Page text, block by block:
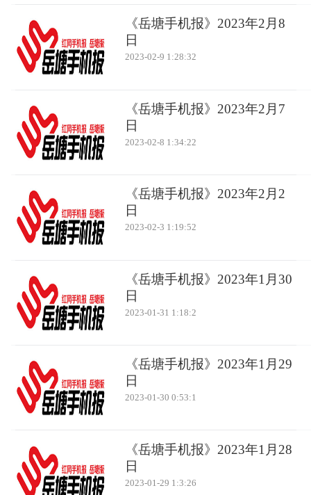
《岳塘手机报》2023年2月8
日
2023-02-9 1:28:32
《岳塘手机报》2023年2月7
日
2023-02-8 1:34:22
《岳塘手机报》2023年2月2
日
2023-02-3 1:19:52
《岳塘手机报》2023年1月30
日
2023-01-31 1:18:2
《岳塘手机报》2023年1月29
日
2023-01-30 0:53:1
《岳塘手机报》2023年1月28
日
2023-01-29 1:3:26